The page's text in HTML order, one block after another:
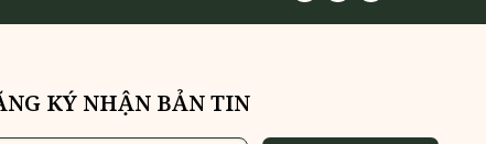
KÝ NHẬN BẢN TIN